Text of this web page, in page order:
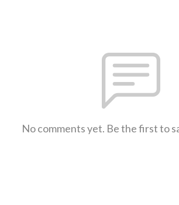
No comments yet. Be the first to